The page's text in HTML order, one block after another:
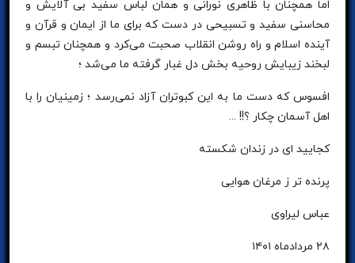
اما همچنان با ظاهری نورانی و همان لباس سفید بی آلایش و
محاسنی سفید و تسبیحی در دست که برای ما از ایمان و قرآن و
آینده اسلام و راه روشن انقلاب صحبت می‌کرد و همچنان تبسم و
لبخند زیبایش روحیه بخش دل غبار گرفته ما می‌شد ؛
افسوس که دست ما به این کبوتران آزاد نمی‌رسد ؛ زمینیان را با
اهل آسمان چکار ؟!! ...
کجایید ای در زندان شکسته
پرنده تر ز مرغان هوایی
عباس لیراوی
۲۸ مردادماه ۱۴۰۱